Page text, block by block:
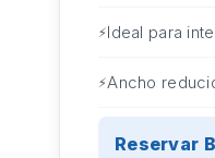
Ideal para
Ancho
Reservar